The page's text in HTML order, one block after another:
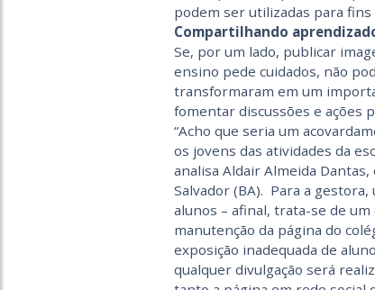
podem ser utilizadas para fins
Compartilhando
Se, por um lado, publicar
ensino pede cuidados, não
transformaram em um
fomentar discussões e ações
“Acho que seria um
os jovens das atividades da
analisa Aldair Almeida
Salvador (BA). Para a
alunos – afinal, trata-se de
manutenção da página do
exposição inadequada de
qualquer divulgação será